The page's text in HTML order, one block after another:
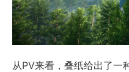
从PV来看，叠纸给出了